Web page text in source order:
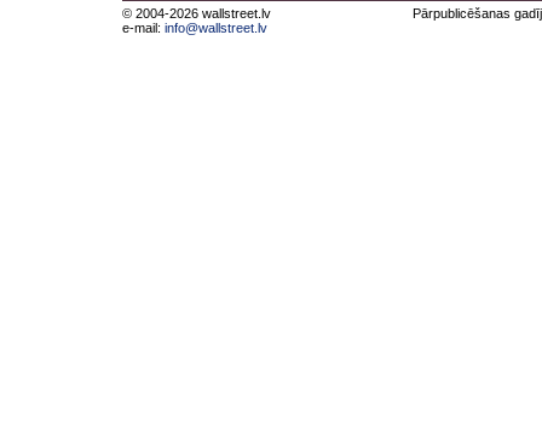
© 2004-2026 wallstreet.lv
e-mail: info@wallstreet.lv
Pārpublicēšanas